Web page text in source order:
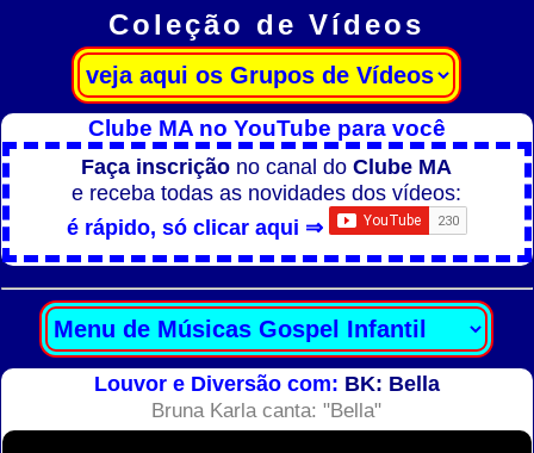
Coleção de Vídeos
Clube MA no YouTube para você
Faça inscrição no canal doClube MA
e receba todas as novidades dos vídeos:
é rápido, só clicar aqui ⇒
Louvor e Diversão com: BK: Bella
Bruna Karla canta: "Bella"